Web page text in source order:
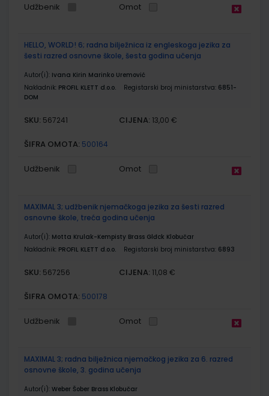
Udžbenik Omot
HELLO, WORLD! 6; radna bilježnica iz engleskoga jezika za
šesti razred osnovne škole, šesta godina učenja
Autor(i): Ivana Kirin Marinko Uremović
Nakladnik: PROFIL KLETT d.o.o. Registarski broj ministarstva: 6851-
DOM
SKU: 567241 CIJENA: 13,00 €
ŠIFRA OMOTA: 500164
Udžbenik Omot
MAXIMAL 3; udžbenik njemačkoga jezika za šesti razred
osnovne škole, treća godina učenja
Autor(i): Motta Krulak-Kempisty Brass Glđck Klobučar
Nakladnik: PROFIL KLETT d.o.o. Registarski broj ministarstva: 6893
SKU: 567256 CIJENA: 11,08 €
ŠIFRA OMOTA: 500178
Udžbenik Omot
MAXIMAL 3; radna bilježnica njemačkog jezika za 6. razred
osnovne škole, 3. godina učenja
Autor(i): Weber Šober Brass Klobučar